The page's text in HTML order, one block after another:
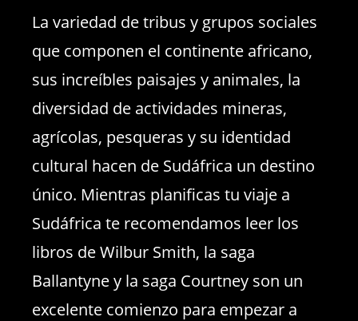
c
e
b
o
o
k
ss
e
n
g
er
er
e
st
p
y
Li
n
k
ai
l
at
s
A
p
p
La variedad de tribus y grupos sociales
que componen el continente africano,
sus increíbles paisajes y animales, la
diversidad de actividades mineras,
agrícolas, pesqueras y su identidad
cultural hacen de Sudáfrica un destino
único. Mientras planificas tu viaje a
Sudáfrica te recomendamos leer los
libros de Wilbur Smith, la saga
Ballantyne y la saga Courtney son un
excelente comienzo para empezar a